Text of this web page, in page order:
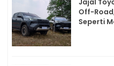
Jajal
Off-
Seperti